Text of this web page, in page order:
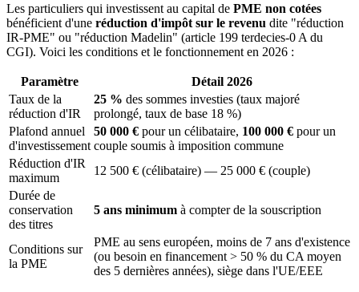
Les particuliers qui investissent au capital de PME non cotées
bénéficient d'une réduction d'impôt sur le revenu dite "réduction
IR-PME" ou "réduction Madelin" (article 199 terdecies-0 A du
CGI). Voici les conditions et le fonctionnement en 2026 :
Paramètre
Détail 2026
Taux de la
réduction d'IR
25 % des sommes investies (taux majoré
prolongé, taux de base 18 %)
Plafond annuel
d'investissement
50 000 € pour un célibataire, 100 000 € pour un
couple soumis à imposition commune
Réduction d'IR
maximum
12 500 € (célibataire) — 25 000 € (couple)
Durée de
conservation
des titres
5 ans minimum à compter de la souscription
Conditions sur
la PME
PME au sens européen, moins de 7 ans d'existence
(ou besoin en financement > 50 % du CA moyen
des 5 dernières années), siège dans l'UE/EEE